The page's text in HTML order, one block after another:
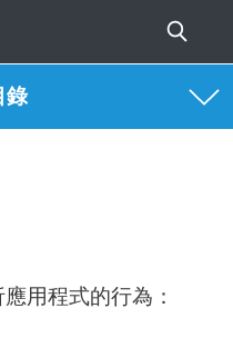
錄
用程式的行為：